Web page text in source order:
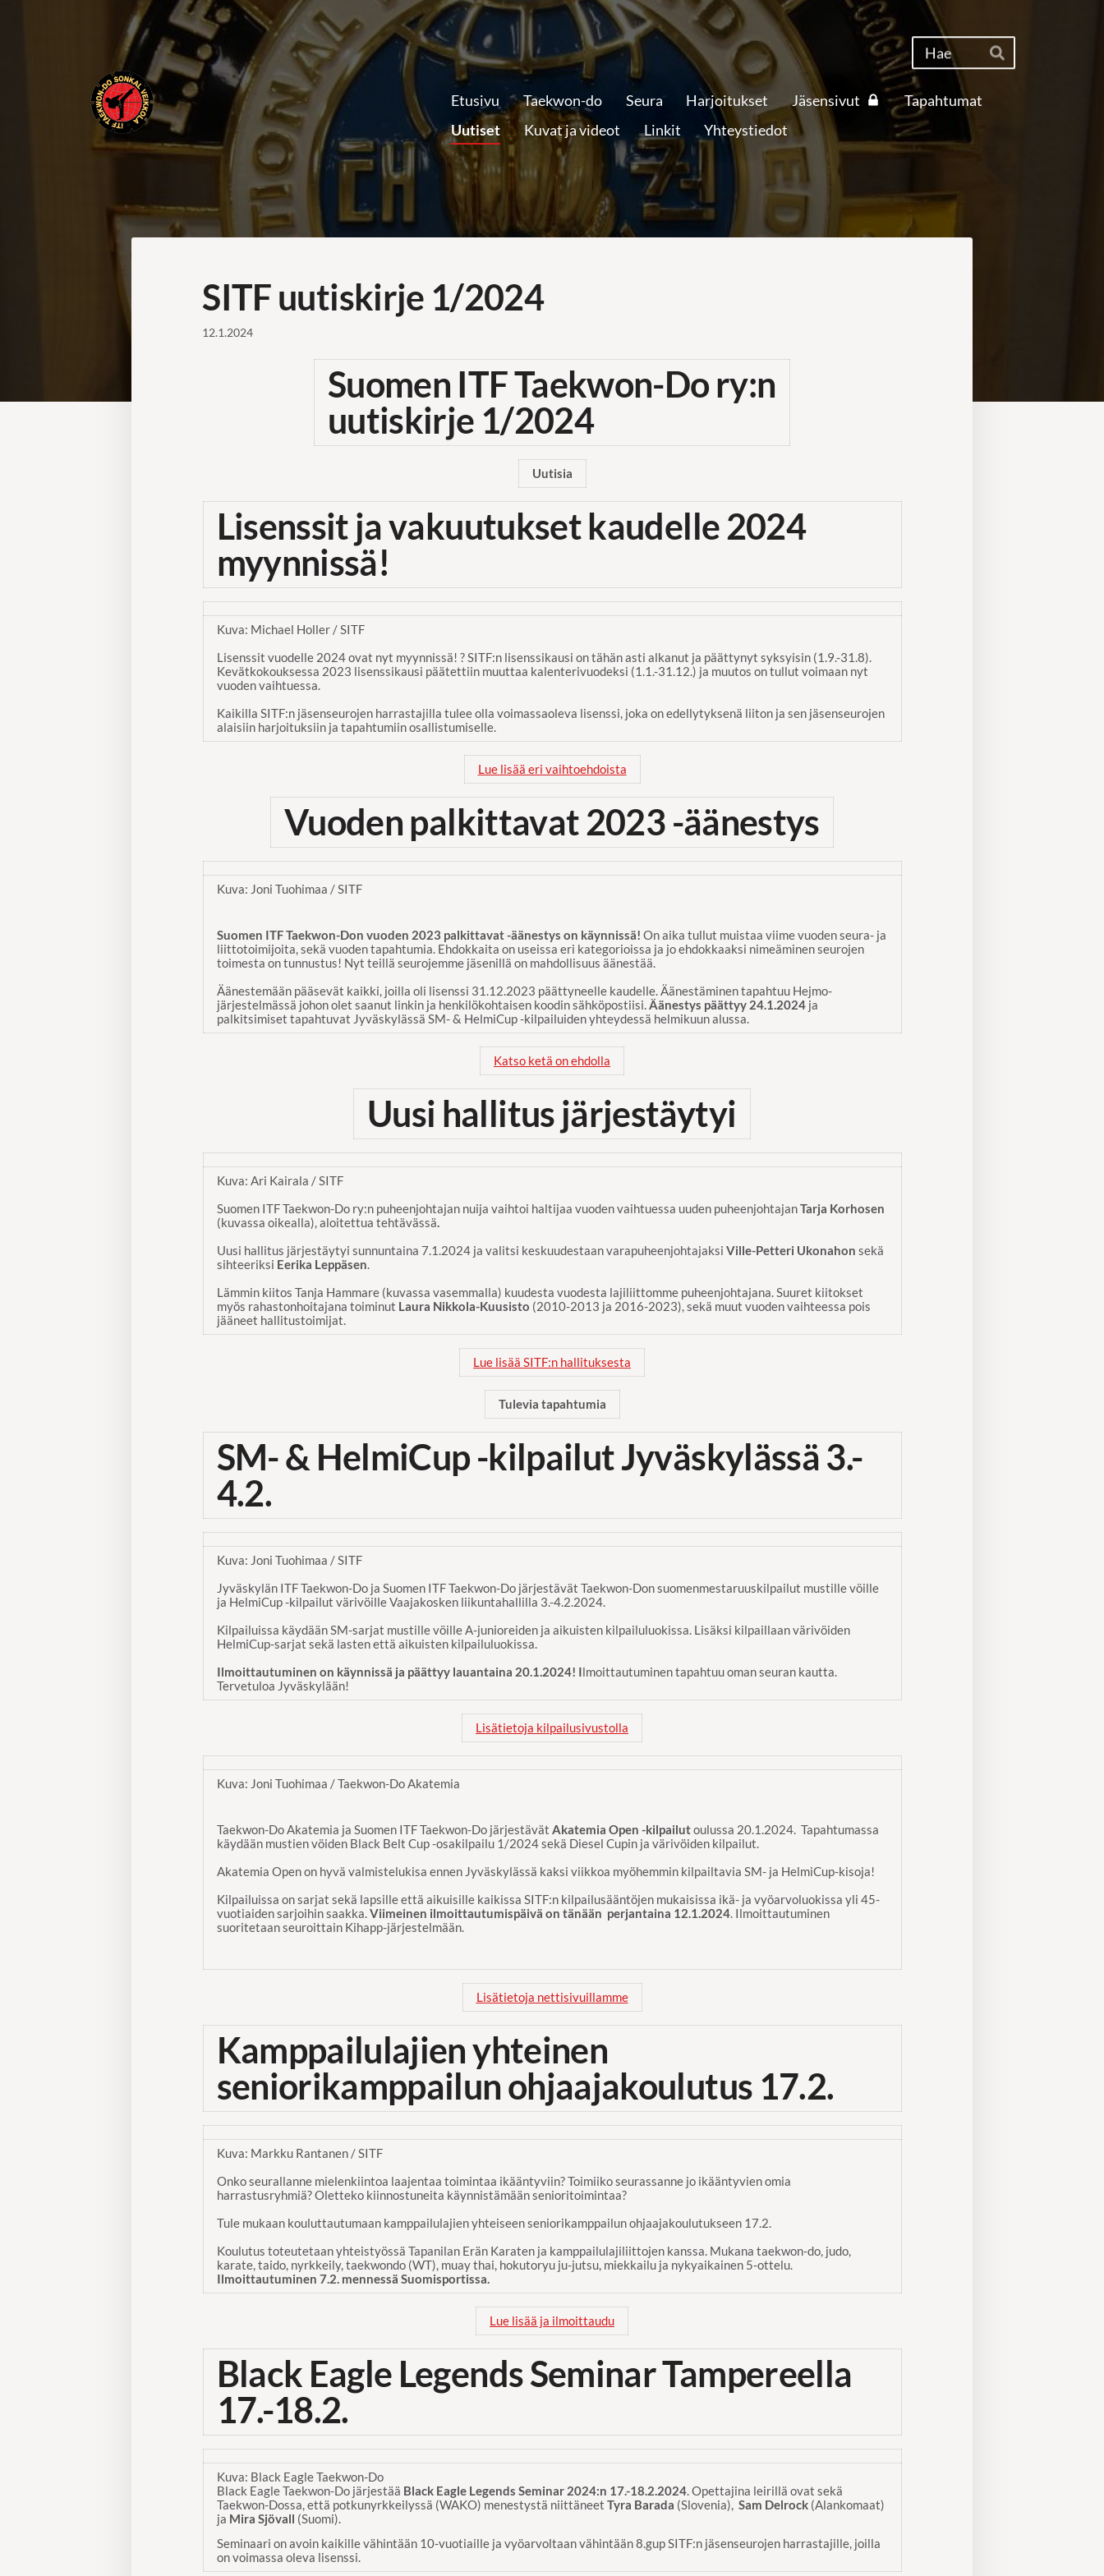
Haku
Hae
ITF Taekwon-do Sonkal Veikkola Etusivu Taekwon-do Seura Harjoitukset Jäsensivut
Tapahtumat
Uutiset
Kuvat ja videot Linkit Yhteystiedot
SITF uutiskirje 1/2024
12.1.2024
Suomen ITF Taekwon-Do ry:n
uutiskirje 1/2024
Uutisia
Lisenssit ja vakuutukset kaudelle 2024
myynnissä!
Kuva: Michael Holler / SITF
Lisenssit vuodelle 2024 ovat nyt myynnissä! ? SITF:n lisenssikausi on tähän asti alkanut ja päättynyt syksyisin (1.9.-31.8).
Kevätkokouksessa 2023 lisenssikausi päätettiin muuttaa kalenterivuodeksi (1.1.-31.12.) ja muutos on tullut voimaan nyt
vuoden vaihtuessa.
Kaikilla SITF:n jäsenseurojen harrastajilla tulee olla voimassaoleva lisenssi, joka on edellytyksenä liiton ja sen jäsenseurojen
alaisiin harjoituksiin ja tapahtumiin osallistumiselle.
Lue lisää eri vaihtoehdoista
Vuoden palkittavat 2023 -äänestys
Kuva: Joni Tuohimaa / SITF
Suomen ITF Taekwon-Don vuoden 2023 palkittavat -äänestys on käynnissä! On aika tullut muistaa viime vuoden seura- ja
liittotoimijoita, sekä vuoden tapahtumia. Ehdokkaita on useissa eri kategorioissa ja jo ehdokkaaksi nimeäminen seurojen
toimesta on tunnustus! Nyt teillä seurojemme jäsenillä on mahdollisuus äänestää.
Äänestemään pääsevät kaikki, joilla oli lisenssi 31.12.2023 päättyneelle kaudelle. Äänestäminen tapahtuu Hejmo-
järjestelmässä johon olet saanut linkin ja henkilökohtaisen koodin sähköpostiisi.Äänestys päättyy 24.1.2024ja
palkitsimiset tapahtuvat Jyväskylässä SM- & HelmiCup -kilpailuiden yhteydessä helmikuun alussa.
Katso ketä on ehdolla
Uusi hallitus järjestäytyi
Kuva: Ari Kairala / SITF
Suomen ITF Taekwon-Do ry:n puheenjohtajan nuija vaihtoi haltijaa vuoden vaihtuessa uuden puheenjohtajanTarja Korhosen
(kuvassa oikealla), aloitettua tehtävässä.
Uusi hallitus järjestäytyi sunnuntaina 7.1.2024 ja valitsi keskuudestaan varapuheenjohtajaksi Ville-Petteri Ukonahon sekä
sihteeriksi Eerika Leppäsen.
Lämmin kiitos Tanja Hammare (kuvassa vasemmalla) kuudesta vuodesta lajiliittomme puheenjohtajana. Suuret kiitokset
myös rahastonhoitajana toiminut Laura Nikkola-Kuusisto (2010-2013 ja 2016-2023), sekä muut vuoden vaihteessa pois
jääneet hallitustoimijat.
Lue lisää SITF:n hallituksesta
Tulevia tapahtumia
SM- & HelmiCup -kilpailut Jyväskylässä 3.-
4.2.
Kuva: Joni Tuohimaa / SITF
Jyväskylän ITF Taekwon-Do ja Suomen ITF Taekwon-Do järjestävät Taekwon-Don suomenmestaruuskilpailut mustille vöille
ja HelmiCup -kilpailut värivöille Vaajakosken liikuntahallilla 3.-4.2.2024.
Kilpailuissa käydään SM-sarjat mustille vöille A-junioreiden ja aikuisten kilpailuluokissa. Lisäksi kilpaillaan värivöiden
HelmiCup-sarjat sekä lasten että aikuisten kilpailuluokissa.
Ilmoittautuminen on käynnissä ja päättyy lauantaina 20.1.2024! Ilmoittautuminen tapahtuu oman seuran kautta.
Tervetuloa Jyväskylään!
Lisätietoja kilpailusivustolla
Kuva: Joni Tuohimaa / Taekwon-Do Akatemia
Taekwon-Do Akatemia ja Suomen ITF Taekwon-Do järjestävät Akatemia Open -kilpailutoulussa 20.1.2024. Tapahtumassa
käydään mustien vöiden Black Belt Cup -osakilpailu 1/2024 sekä Diesel Cupin ja värivöiden kilpailut.
Akatemia Open on hyvä valmistelukisa ennen Jyväskylässä kaksi viikkoa myöhemmin kilpailtavia SM- ja HelmiCup-kisoja!
Kilpailuissa on sarjat sekä lapsille että aikuisille kaikissa SITF:n kilpailusääntöjen mukaisissa ikä- ja vyöarvoluokissa yli 45-
vuotiaiden sarjoihin saakka.Viimeinen ilmoittautumispäivä on tänään perjantaina 12.1.2024. Ilmoittautuminen
suoritetaan seuroittain Kihapp-järjestelmään.
Lisätietoja nettisivuillamme
Kamppailulajien yhteinen
seniorikamppailun ohjaajakoulutus 17.2.
Kuva: Markku Rantanen / SITF
Onko seurallanne mielenkiintoa laajentaa toimintaa ikääntyviin? Toimiiko seurassanne jo ikääntyvien omia
harrastusryhmiä? Oletteko kiinnostuneita käynnistämään senioritoimintaa?
Tule mukaan kouluttautumaan kamppailulajien yhteiseen seniorikamppailun ohjaajakoulutukseen 17.2.
Koulutus toteutetaan yhteistyössä Tapanilan Erän Karaten ja kamppailulajiliittojen kanssa. Mukana taekwon-do, judo,
karate, taido, nyrkkeily, taekwondo (WT), muay thai, hokutoryu ju-jutsu, miekkailu ja nykyaikainen 5-ottelu.
Ilmoittautuminen 7.2. mennessä Suomisportissa.
Lue lisää ja ilmoittaudu
Black Eagle Legends Seminar Tampereella
17.-18.2.
Kuva: Black Eagle Taekwon-Do
Black Eagle Taekwon-Do järjestää Black Eagle Legends Seminar 2024:n 17.-18.2.2024. Opettajina leirillä ovat sekä
Taekwon-Dossa, että potkunyrkkeilyssä (WAKO) menestystä niittäneet Tyra Barada (Slovenia), Sam Delrock(Alankomaat)
ja Mira Sjövall (Suomi).
Seminaari on avoin kaikille vähintään 10-vuotiaille ja vyöarvoltaan vähintään 8.gup SITF:n jäsenseurojen harrastajille, joilla
on voimassa oleva lisenssi.